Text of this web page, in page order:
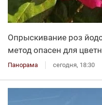
Опрыскивание роз
метод опасен для
Панорама сегодня, 18:30